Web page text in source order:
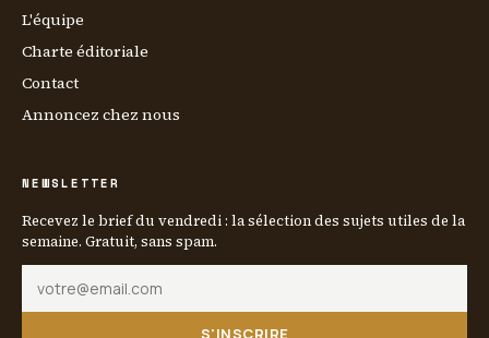
L'équipe
Charte éditoriale
Contact
Annoncez chez nous
NEWSLETTER
Recevez le brief du vendredi : la sélection des sujets utiles de la
semaine. Gratuit, sans spam.
S'INSCRIRE